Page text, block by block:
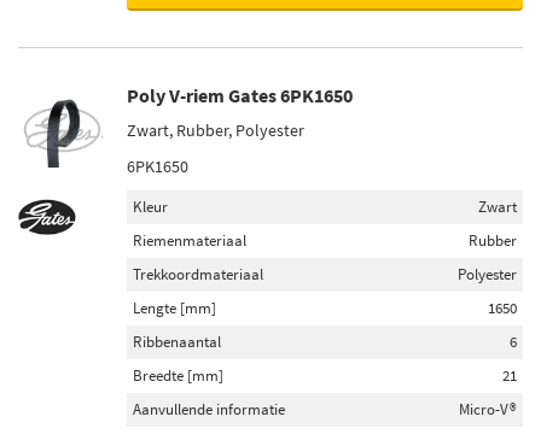
Poly V-riem Gates 6PK1650
Zwart, Rubber, Polyester
6PK1650
Kleur
Zwart
Riemenmateriaal
Rubber
Trekkoordmateriaal
Polyester
Lengte [mm]
1650
Ribbenaantal
6
Breedte [mm]
21
Aanvullende informatie
Micro-V®